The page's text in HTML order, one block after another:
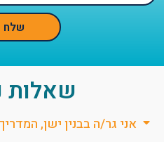
שלח
שאלות
אני גר/ה בבנין ישן,